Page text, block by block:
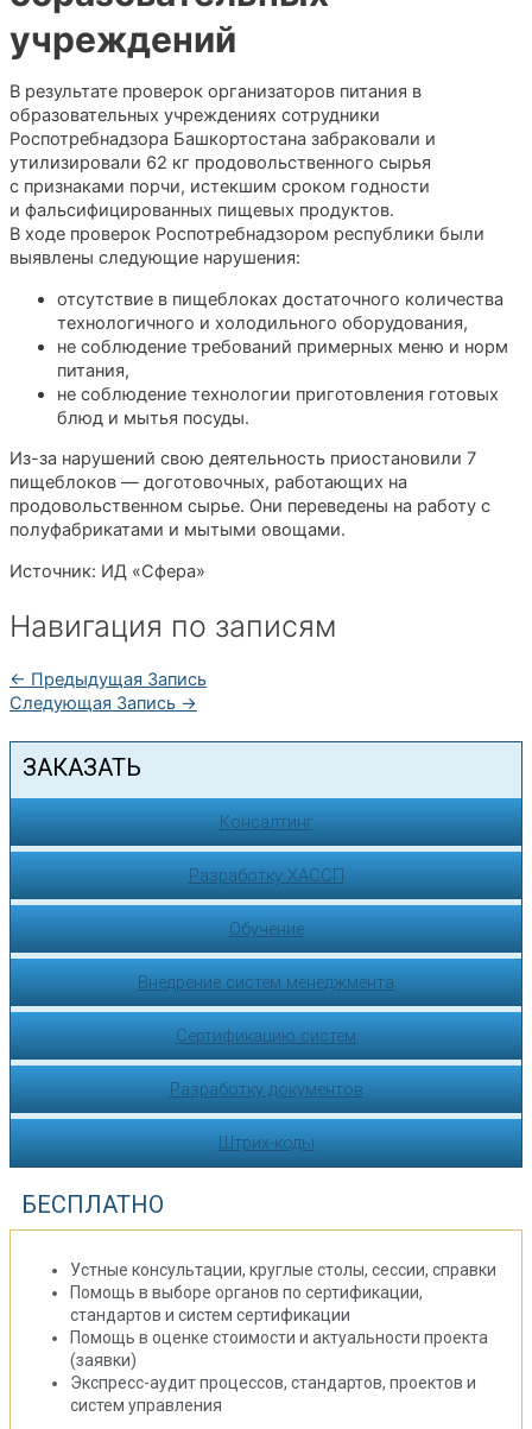
учреждений
В результате проверок организаторов питания в
образовательных учреждениях сотрудники
Роспотребнадзора Башкортостана забраковали и
утилизировали 62 кг продовольственного сырья
с признаками порчи, истекшим сроком годности
и фальсифицированных пищевых продуктов.
В ходе проверок Роспотребнадзором республики были
выявлены следующие нарушения:
отсутствие в пищеблоках достаточного количества
технологичного и холодильного оборудования,
не соблюдение требований примерных меню и норм
питания,
не соблюдение технологии приготовления готовых
блюд и мытья посуды.
Из-за нарушений свою деятельность приостановили 7
пищеблоков — доготовочных, работающих на
продовольственном сырье. Они переведены на работу с
полуфабрикатами и мытыми овощами.
Источник: ИД «Сфера»
Навигация по записям
← Предыдущая Запись
Следующая Запись →
ЗАКАЗАТЬ
Консалтинг
Разработку ХАССП
Обучение
Внедрение систем менеджмента
Сертификацию систем
Разработку документов
Штрих-коды
БЕСПЛАТНО
Устные консультации, круглые столы, сессии, справки
Помощь в выборе органов по сертификации,
стандартов и систем сертификации
Помощь в оценке стоимости и актуальности проекта
(заявки)
Экспресс-аудит процессов, стандартов, проектов и
систем управления